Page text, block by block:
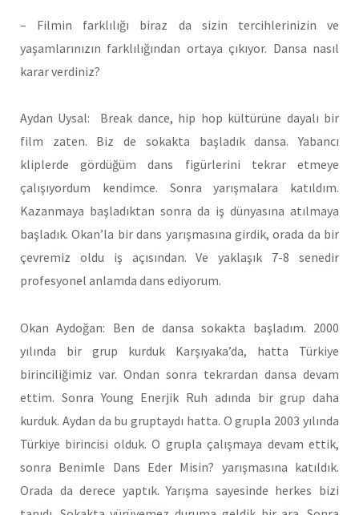
– Filmin farklılığı biraz da sizin tercihlerinizin ve
yaşamlarınızın farklılığından ortaya çıkıyor. Dansa nasıl
karar verdiniz?
Aydan Uysal: Break dance, hip hop kültürüne dayalı bir
film zaten. Biz de sokakta başladık dansa. Yabancı
kliplerde gördüğüm dans figürlerini tekrar etmeye
çalışıyordum kendimce. Sonra yarışmalara katıldım.
Kazanmaya başladıktan sonra da iş dünyasına atılmaya
başladık. Okan’la bir dans yarışmasına girdik, orada da bir
çevremiz oldu iş açısından. Ve yaklaşık 7-8 senedir
profesyonel anlamda dans ediyorum.
Okan Aydoğan: Ben de dansa sokakta başladım. 2000
yılında bir grup kurduk Karşıyaka’da, hatta Türkiye
birinciliğimiz var. Ondan sonra tekrardan dansa devam
ettim. Sonra Young Enerjik Ruh adında bir grup daha
kurduk. Aydan da bu gruptaydı hatta. O grupla 2003 yılında
Türkiye birincisi olduk. O grupla çalışmaya devam ettik,
sonra Benimle Dans Eder Misin? yarışmasına katıldık.
Orada da derece yaptık. Yarışma sayesinde herkes bizi